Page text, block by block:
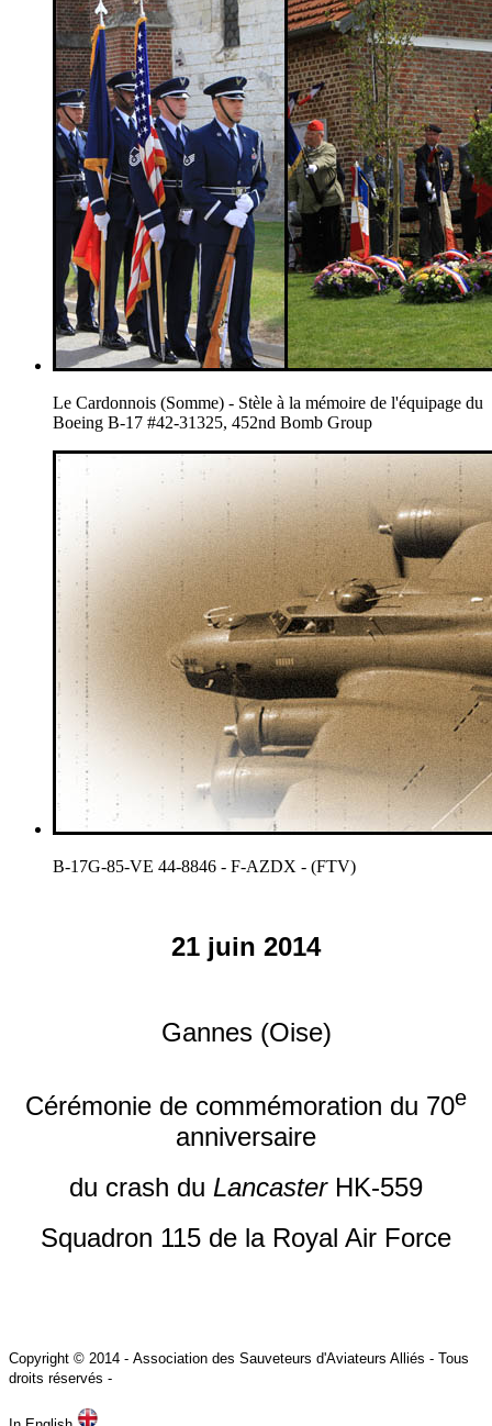
Le Cardonnois (Somme) - Stèle à la mémoire de l'équipage du
Boeing B-17 #42-31325, 452nd Bomb Group
B-17G-85-VE 44-8846 - F-AZDX - (FTV)
21 juin 2014
Gannes (Oise)
Cérémonie de commémoration du 70e
anniversaire
du crash du LancasterHK-559
Squadron 115 de la Royal Air Force
Copyright © 2014 - Association des Sauveteurs d'Aviateurs Alliés - Tous
droits réservés -